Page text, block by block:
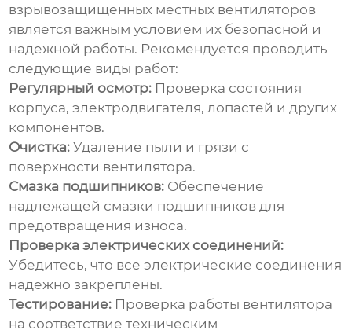
взрывозащищенных местных вентиляторов
является важным условием их безопасной и
надежной работы. Рекомендуется проводить
следующие виды работ:
Регулярный осмотр: Проверка состояния
корпуса, электродвигателя, лопастей и других
компонентов.
Очистка: Удаление пыли и грязи с
поверхности вентилятора.
Смазка подшипников: Обеспечение
надлежащей смазки подшипников для
предотвращения износа.
Проверка электрических соединений:
Убедитесь, что все электрические соединения
надежно закреплены.
Тестирование: Проверка работы вентилятора
на соответствие техническим